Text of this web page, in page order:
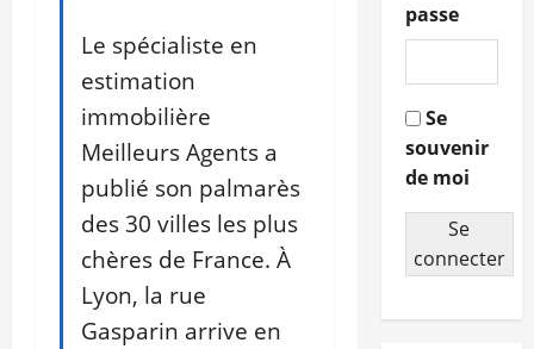
Le spécialiste en
estimation
immobilière
Meilleurs Agents a
publié son palmarès
des 30 villes les plus
chères de France. À
Lyon, la rue
Gasparin arrive en
passe
Se
souvenir
de moi
Se
connecter